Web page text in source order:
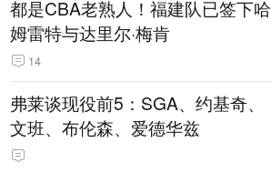
都是CBA老熟人！福建队已签下哈
姆雷特与达里尔·梅肯
14
弗莱谈现役前5：SGA、约基奇、
文班、布伦森、爱德华兹